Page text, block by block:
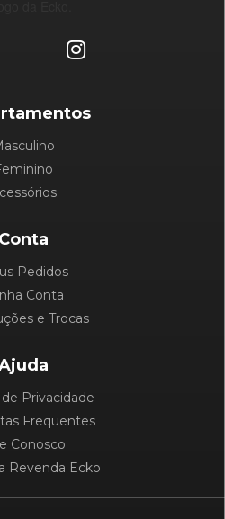
Conta
Pedidos
Conta
e Trocas
Privacidade
Frequentes
Conosco
Revenda Ecko